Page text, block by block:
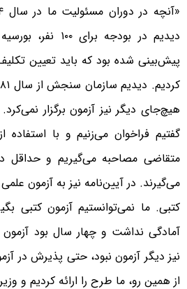
دیدیم در بودجه
پیش‌بینی شده بود که باید تعیین
هیچ‌جای دیگر نیز آزمون برگزار
گفتیم فراخوان می‌زنیم و با استفاده
متقاضی مصاحبه می‌گیریم و حداقل
می‌گیرند. در آیین‌نامه نیز به آزمون
کتبی. ما نمی‌توانستیم آزمون کتبی
آمادگی نداشت و چهار سال بود آزمون
نیز دیگر آزمون نبود، حتی پذیرش در
از همین رو، ما طرح را ارائه کردیم و